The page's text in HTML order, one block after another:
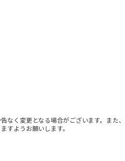
く変更となる場合がございます。また
すようお願いします。